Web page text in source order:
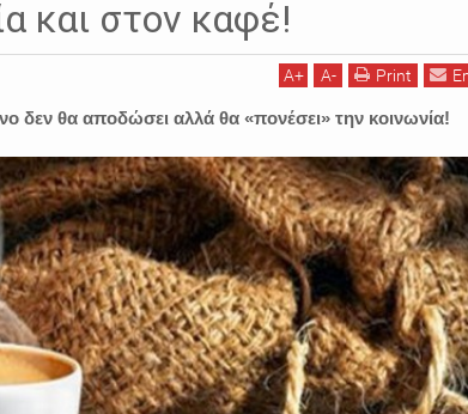
και στον καφέ!
A+ A- Print
δεν θα αποδώσει αλλά θα «πονέσει» την κοινωνία!